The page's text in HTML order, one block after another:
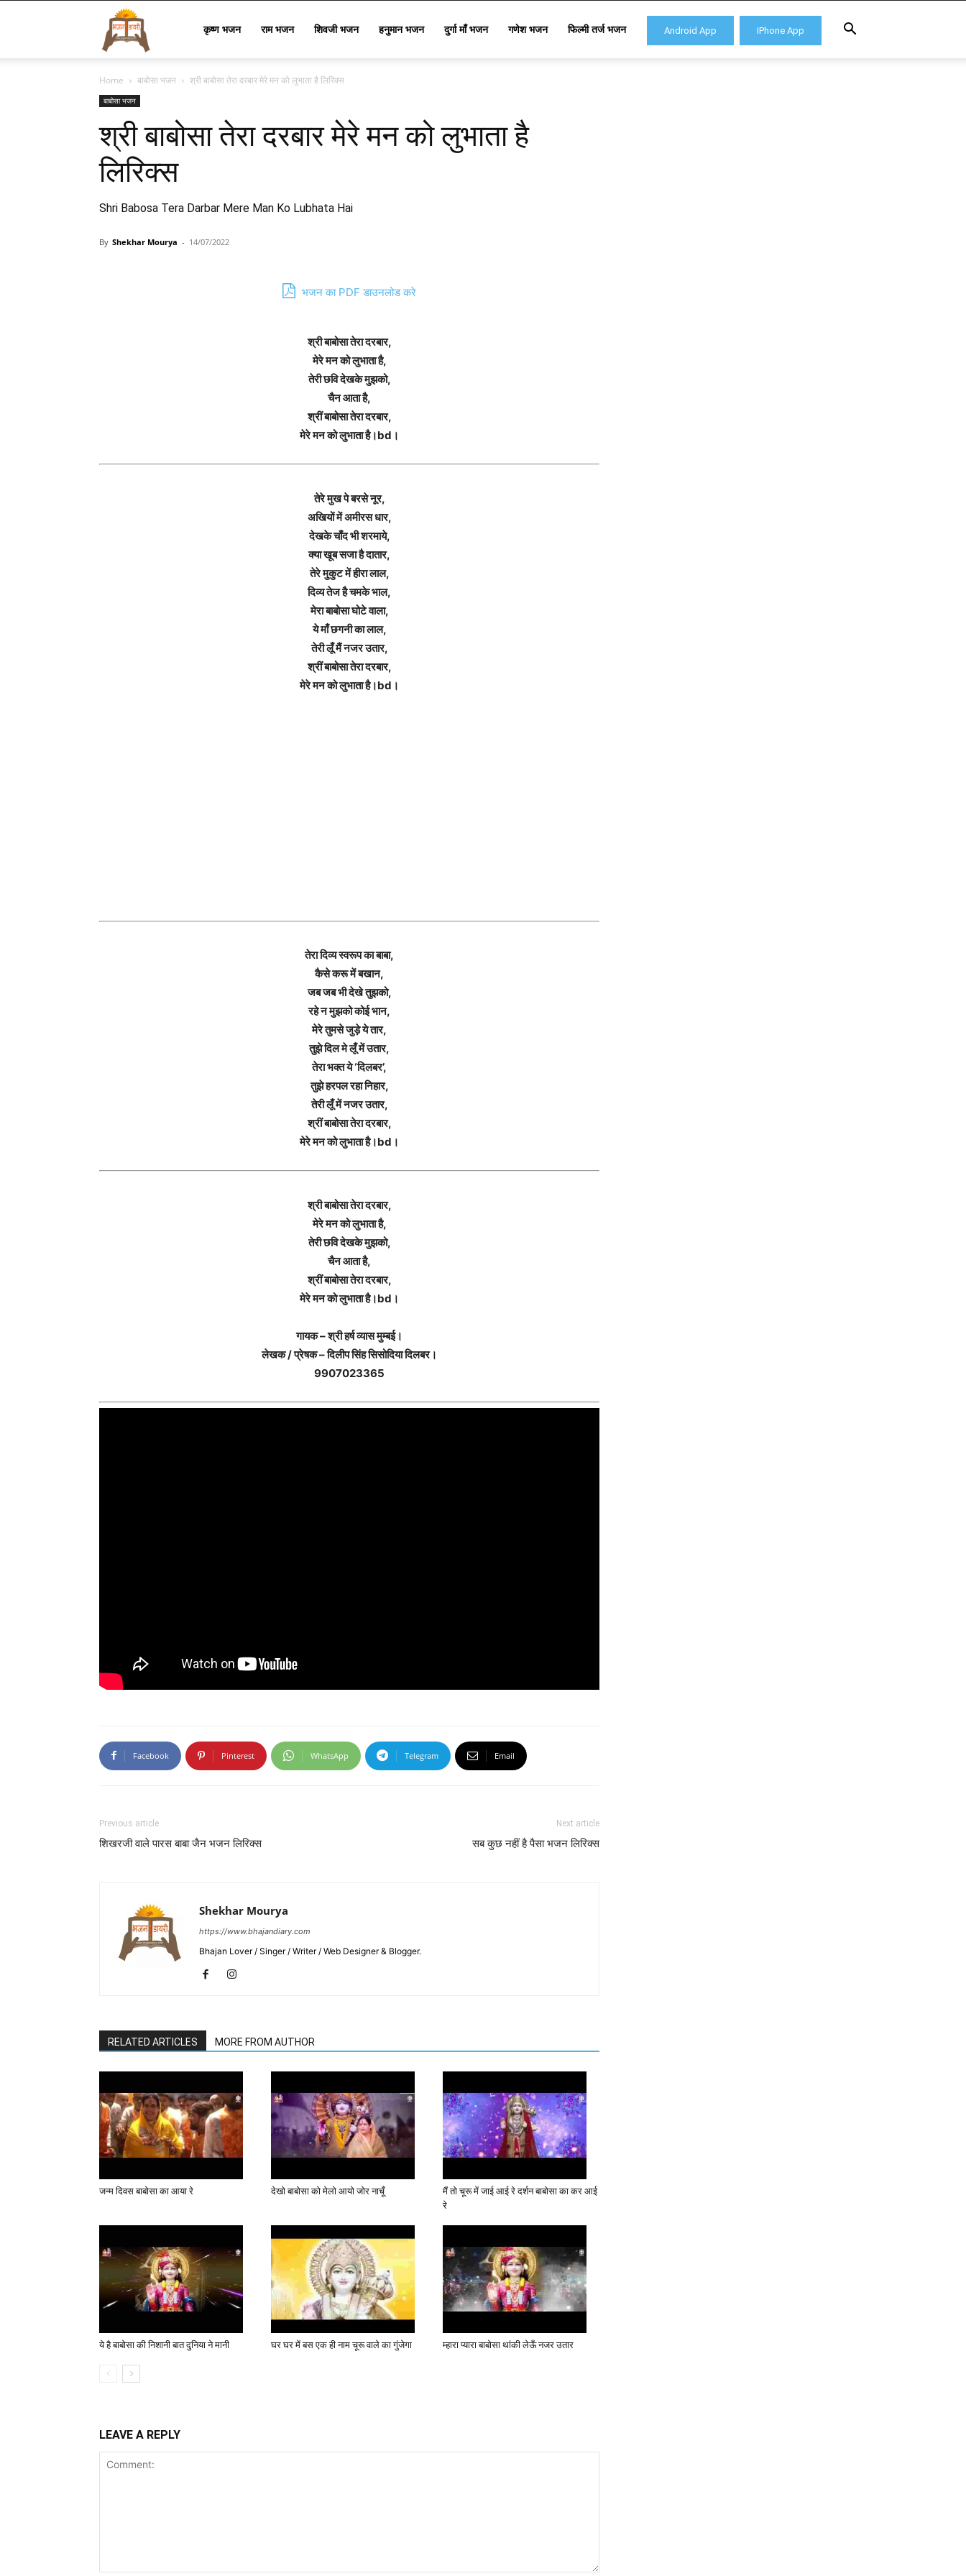
Android App IPhone App
Lyrics
कृष्ण भजन राम भजन शिवजी भजन हनुमान भजन दुर्गा माँ भजन गणेश भजन फिल्मी तर्ज भजन
Home बाबोसा भजन श्री बाबोसा तेरा दरबार मेरे मन को लुभाता है लिरिक्स
बाबोसा भजन
श्री बाबोसा तेरा दरबार मेरे मन को लुभाता है
लिरिक्स
Shri Babosa Tera Darbar Mere Man Ko Lubhata Hai
By Shekhar Mourya - 14/07/2022
भजन का PDF डाउनलोड करे
श्री बाबोसा तेरा दरबार,
मेरे मन को लुभाता है,
तेरी छवि देखके मुझको,
चैन आता है,
श्रीं बाबोसा तेरा दरबार,
मेरे मन को लुभाता है।bd।
तेरे मुख पे बरसे नूर,
अखियों में अमीरस धार,
देखके चाँद भी शरमाये,
क्या खूब सजा है दातार,
तेरे मुकुट में हीरा लाल,
दिव्य तेज है चमके भाल,
मेरा बाबोसा घोटे वाला,
ये माँ छगनी का लाल,
तेरी लूँ मैं नजर उतार,
श्रीं बाबोसा तेरा दरबार,
मेरे मन को लुभाता है।bd।
तेरा दिव्य स्वरूप का बाबा,
कैसे करू में बखान,
जब जब भी देखे तुझको,
रहे न मुझको कोई भान,
मेरे तुमसे जुड़े ये तार,
तुझे दिल मे लूँ में उतार,
तेरा भक्त ये ‘दिलबर’,
तुझे हरपल रहा निहार,
तेरी लूँ में नजर उतार,
श्रीं बाबोसा तेरा दरबार,
मेरे मन को लुभाता है।bd।
श्री बाबोसा तेरा दरबार,
मेरे मन को लुभाता है,
तेरी छवि देखके मुझको,
चैन आता है,
श्रीं बाबोसा तेरा दरबार,
मेरे मन को लुभाता है।bd।
गायक – श्री हर्ष व्यास मुम्बई।
लेखक / प्रेषक – दिलीप सिंह सिसोदिया दिलबर।
9907023365
Facebook Pinterest WhatsApp Telegram Email
Previous article
शिखरजी वाले पारस बाबा जैन भजन लिरिक्स
Next article
सब कुछ नहीं है पैसा भजन लिरिक्स
Shekhar Mourya
https://www.bhajandiary.com
Bhajan Lover / Singer / Writer / Web Designer & Blogger.
RELATED ARTICLES MORE FROM AUTHOR
जन्म दिवस बाबोसा का आया रे देखो बाबोसा को मेलो आयो जोर नाचूँ
मैं तो चूरू में जाई आई रे दर्शन बाबोसा का कर आई
रे
ये है बाबोसा की निशानी बात दुनिया ने मानी घर घर में बस एक ही नाम चूरू वाले का गुंजेगा म्हारा प्यारा बाबोसा थांकी लेऊँ नजर उतार
LEAVE A REPLY